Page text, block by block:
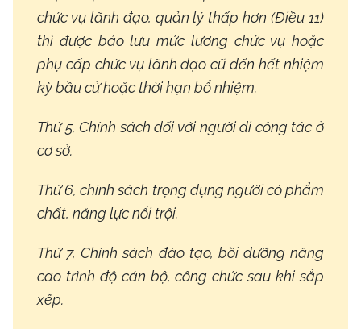
chức vụ lãnh đạo, quản lý thấp hơn (Điều 11)
thì được bảo lưu mức lương chức vụ hoặc
phụ cấp chức vụ lãnh đạo cũ đến hết nhiệm
kỳ bầu cử hoặc thời hạn bổ nhiệm.
Thứ 5, Chính sách đối với người đi công tác ở
cơ sở.
Thứ 6, chính sách trọng dụng người có phẩm
chất, năng lực nổi trội.
Thứ 7, Chính sách đào tạo, bồi dưỡng nâng
cao trình độ cán bộ, công chức sau khi sắp
xếp.